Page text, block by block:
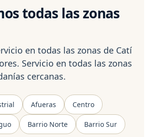
todas las zonas
en todas las zonas de Catí
Servicio en todas las zonas
cercanas.
Afueras Centro
Barrio Norte Barrio Sur